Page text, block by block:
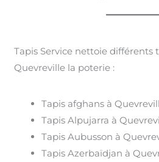
Tapis Service nettoie différents
Quevreville la poterie :
Tapis afghans à
Tapis Alpujarra à
Tapis Aubusson à
Tapis Azerbaïdjan à